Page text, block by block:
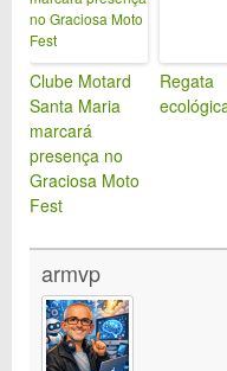
Clube Motard
Santa Maria
marcará
presença no
Graciosa Moto
Fest
Regata
armvp